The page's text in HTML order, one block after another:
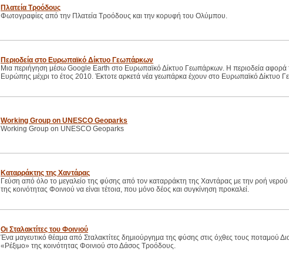
Πλατεία Τροόδους
Φωτογραφίες από την Πλατεία Τροόδους και την κορυφή του Ολύμπου.
Περιοδεία στο Ευρωπαϊκό Δίκτυο Γεωπάρκων
Μια περιήγηση μέσω Google Earth στο Ευρωπαϊκό Δίκτυο Γεωπάρκων. Η περιοδεία αφορά
Ευρώπης μέχρι το έτος 2010. Έκτοτε αρκετά νέα γεωπάρκα έχουν στο Ευρωπαϊκό Δίκτυο
Working Group on UNESCO Geoparks
Working Group on UNESCO Geoparks
Καταρράκτης της Χαντάρας
Γεύση από όλο το μεγαλείο της φύσης από τον καταρράκτη της Χαντάρας με την ροή νερού
της κοινότητας Φοινιού να είναι τέτοια, που μόνο δέος και συγκίνηση προκαλεί.
Οι Σταλακτίτες του Φοινιού
Ένα μαγευτικό θέαμα από Σταλακτίτες δημιούργημα της φύσης στις όχθες τους ποταμού
«Ρέξιμο» της κοινότητας Φοινιού στο Δάσος Τροόδους.